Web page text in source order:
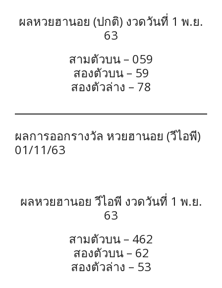
ผลหวยฮานอย (ปกติ) งวดวันที่ 1 พ.ย.
63
สามตัวบน – 059
สองตัวบน – 59
สองตัวล่าง – 78
ผลการออกรางวัล หวยฮานอย (วีไอพี)
01/11/63
ผลหวยฮานอย วีไอพี งวดวันที่ 1 พ.ย.
63
สามตัวบน – 462
สองตัวบน – 62
สองตัวล่าง – 53